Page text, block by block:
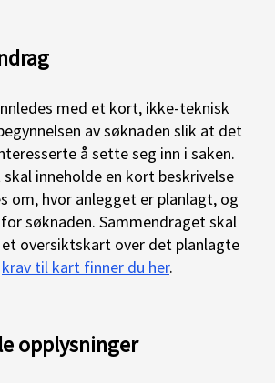
med et kort, ikke-teknisk
av søknaden slik at det
å sette seg inn i saken.
inneholde en kort beskrivelse
om, hvor anlegget er planlagt, og
søknaden. Sammendraget skal
oversiktskart over det planlagte
krav til kart finner du her.
opplysninger